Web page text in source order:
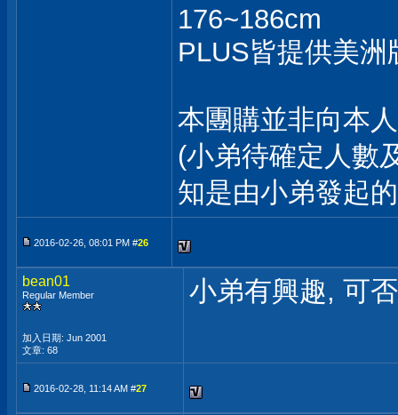
176~186cm
PLUS皆提供美洲
本團購並非向本
(小弟待確定人數
知是由小弟發起
2016-02-26, 08:01 PM #26
bean01
Regular Member
加入日期: Jun 2001
文章: 68
小弟有興趣, 可
2016-02-28, 11:14 AM #27